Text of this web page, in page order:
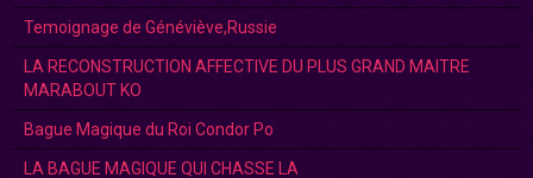
Temoignage de Généviève,Russie
LA RECONSTRUCTION AFFECTIVE DU PLUS GRAND MAITRE
MARABOUT KO
Bague Magique du Roi Condor Po
LA BAGUE MAGIQUE QUI CHASSE LA